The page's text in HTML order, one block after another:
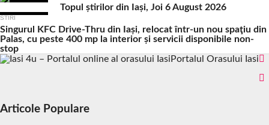
Topul știrilor din Iași, Joi 6 August 2026
STIRI
Singurul KFC Drive-Thru din Iași, relocat într-un nou spaţiu din
Palas, cu peste 400 mp la interior și servicii disponibile non-
stop
Portalul Orasului Iasi
Articole Populare